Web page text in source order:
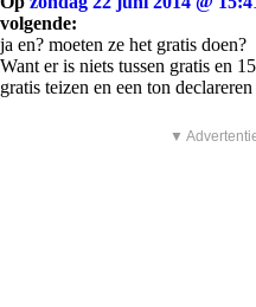
volgende:
ja en? moeten ze het gratis doen?
Want er is niets tussen gratis en
gratis teizen en een ton
▼